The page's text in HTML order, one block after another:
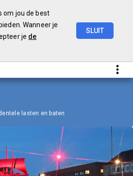
om jou de best
Wanneer je
je de
SLUIT
lasten en baten